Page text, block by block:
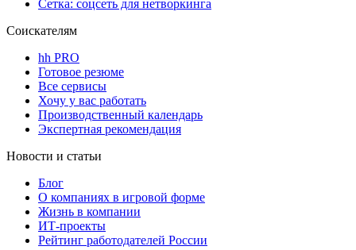
Сетка: соцсеть для нетворкинга
Соискателям
hh PRO
Готовое резюме
Все сервисы
Хочу у вас работать
Производственный календарь
Экспертная рекомендация
Новости и статьи
Блог
О компаниях в игровой форме
Жизнь в компании
ИТ-проекты
Рейтинг работодателей России